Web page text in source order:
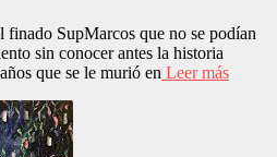
SupMarcos que no se podían
sin conocer antes la historia
que se le murió en Leer más